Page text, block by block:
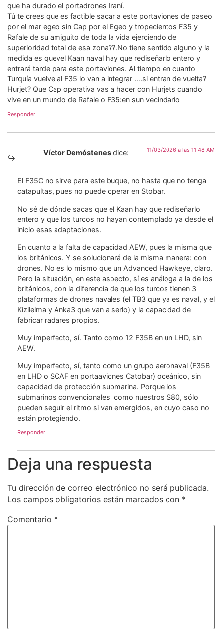
que ha durado el portadrones Iraní.
Tú te crees que es factible sacar a este portaviones de paseo
por el mar egeo sin Cap por el Egeo y tropecientos F35 y
Rafale de su amiguito de toda la vida ejerciendo de
superioridad total de esa zona??.No tiene sentido alguno y la
medida es quevel Kaan naval hay que rediseñarlo entero y
entrará tarde para este portaviones. Al tiempo en cuanto
Turquía vuelve al F35 lo van a integrar ….si entran de vuelta?
Hurjet? Que Cap operativa vas a hacer con Hurjets cuando
vive en un mundo de Rafale o F35:en sun vecindario
Responder
Víctor Demóstenes dice: 11/03/2026 a las 11:48 AM
El F35C no sirve para este buque, no hasta que no tenga
catapultas, pues no puede operar en Stobar.
No sé de dónde sacas que el Kaan hay que rediseñarlo
entero y que los turcos no hayan contemplado ya desde el
inicio esas adaptaciones.
En cuanto a la falta de capacidad AEW, pues la misma que
los británicos. Y se solucionará de la misma manera: con
drones. No es lo mismo que un Advanced Hawkeye, claro.
Pero la situación, en este aspecto, sí es análoga a la de los
británicos, con la diferencia de que los turcos tienen 3
plataformas de drones navales (el TB3 que ya es naval, y el
Kizilelma y Anka3 que van a serlo) y la capacidad de
fabricar radares propios.
Muy imperfecto, sí. Tanto como 12 F35B en un LHD, sin
AEW.
Muy imperfecto, sí, tanto como un grupo aeronaval (F35B
en LHD o SCAF en portaaviones Catobar) oceánico, sin
capacidad de protección submarina. Porque los
submarinos convencionales, como nuestros S80, sólo
pueden seguir el ritmo si van emergidos, en cuyo caso no
están protegiendo.
Responder
Deja una respuesta
Tu dirección de correo electrónico no será publicada.
Los campos obligatorios están marcados con *
Comentario *